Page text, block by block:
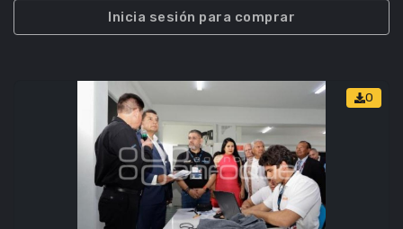
Inicia sesión para comprar
0